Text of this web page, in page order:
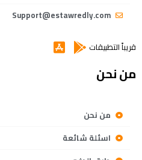
Support@estawredly.com
قريباً التطبيقات
من نحن
من نحن
اسئلة شائعة